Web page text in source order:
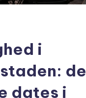
i
de
dates i